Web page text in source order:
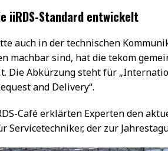
iiRDS-Standard entwickelt
auch in der technischen
machbar sind, hat die tekom
Die Abkürzung steht für
and Delivery“.
Café erklärten Experten den
Servicetechniker, der zur